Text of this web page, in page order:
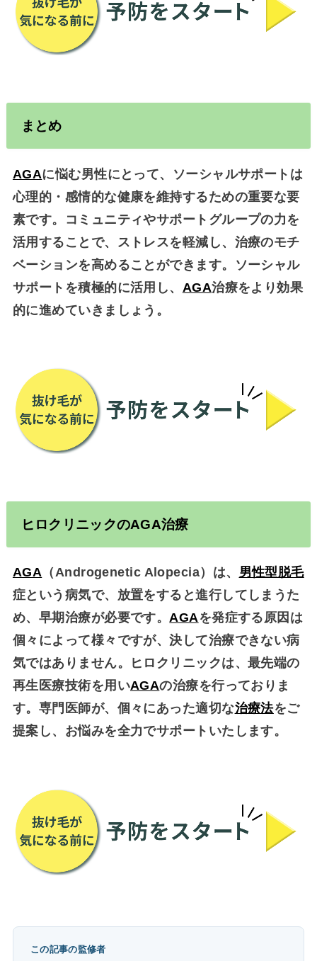
まとめ
AGAに悩む男性にとって、ソーシャルサポートは
心理的・感情的な健康を維持するための重要な要
素です。コミュニティやサポートグループの力を
活用することで、ストレスを軽減し、治療のモチ
ベーションを高めることができます。ソーシャル
サポートを積極的に活用し、 AGA治療をより効果
的に進めていきましょう。
ヒロクリニックのAGA治療
AGA （Androgenetic Alopecia）は、 男性型脱毛
症という病気で、放置をすると進行してしまうた
め、早期治療が必要です。AGAを発症する原因は
個々によって様々ですが、決して治療できない病
気ではありません。ヒロクリニックは、最先端の
再生医療技術を用いAGAの治療を行っておりま
す。専門医師が、個々にあった適切な治療法をご
提案し、お悩みを全力でサポートいたします。
この記事の監修者